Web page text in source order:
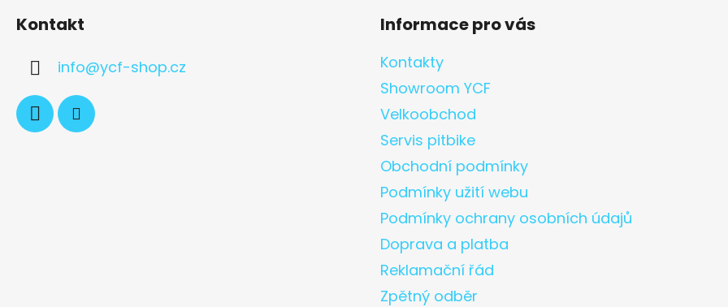
Kontakt
info@ycf-shop.cz
Informace pro vás
Kontakty
Showroom YCF
Velkoobchod
Servis pitbike
Obchodní podmínky
Podmínky užití webu
Podmínky ochrany osobních údajů
Doprava a platba
Reklamační řád
Zpětný odběr